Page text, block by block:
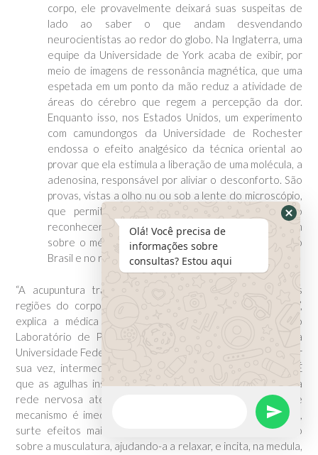
corpo, ele provavelmente deixará suas suspeitas de
lado ao saber o que andam desvendando
neurocientistas ao redor do globo. Na Inglaterra, uma
equipe da Universidade de York acaba de exibir, por
meio de imagens de ressonância magnética, que uma
espetada em um ponto da mão reduz a atividade de
áreas do cérebro que regem a percepção da dor.
Enquanto isso, nos Estados Unidos, um experimento
com camundongos da Universidade de Rochester
endossa o efeito analgésico da técnica oriental ao
provar que ela estimula a liberação de uma molécula, a
adenosina, responsável por aliviar o desconforto. São
provas, vistas a olho nu ou sob a lente do microscópio,
que permitem à ciência deste canto do mundo
reconhecer o que os sábios chineses já apregoavam
sobre o método que ganha milhões de pacientes no
Brasil e no resto do Ocidente.
“A acupuntura trabalha com estímulos em determinadas
regiões do corpo que exercem um reflexo sobre outras”,
explica a médica acupunturista Angela Tabosa, chefe do
Laboratório de Pesquisa Experimental em Acupuntura da
Universidade Federal de São Paulo. “Essas respostas são, por
sua vez, intermediadas pelo sistema nervoso”, completa. É
que as agulhas inseridas disparam impulsos que viajam pela
rede nervosa até provocarem reações no cérebro. Esse
mecanismo é imediato e, por interferir na massa cinzenta,
surte efeitos mais duradouros. “A técnica tem uma ação
sobre a musculatura, ajudando-a a relaxar, e incita, na medula,
Olá! Você precisa de
informações sobre
consultas? Estou aqui